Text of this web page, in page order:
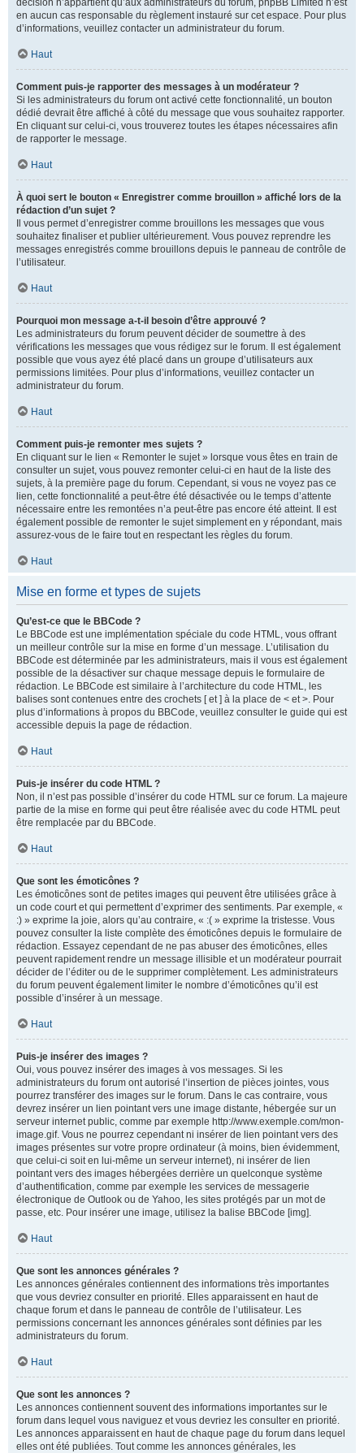
décision n’appartient qu’aux administrateurs du forum, phpBB Limited n’est
en aucun cas responsable du règlement instauré sur cet espace. Pour plus
d’informations, veuillez contacter un administrateur du forum.
Haut
Comment puis-je rapporter des messages à un modérateur ?
Si les administrateurs du forum ont activé cette fonctionnalité, un bouton
dédié devrait être affiché à côté du message que vous souhaitez rapporter.
En cliquant sur celui-ci, vous trouverez toutes les étapes nécessaires afin
de rapporter le message.
Haut
À quoi sert le bouton « Enregistrer comme brouillon » affiché lors de la
rédaction d’un sujet ?
Il vous permet d’enregistrer comme brouillons les messages que vous
souhaitez finaliser et publier ultérieurement. Vous pouvez reprendre les
messages enregistrés comme brouillons depuis le panneau de contrôle de
l’utilisateur.
Haut
Pourquoi mon message a-t-il besoin d’être approuvé ?
Les administrateurs du forum peuvent décider de soumettre à des
vérifications les messages que vous rédigez sur le forum. Il est également
possible que vous ayez été placé dans un groupe d’utilisateurs aux
permissions limitées. Pour plus d’informations, veuillez contacter un
administrateur du forum.
Haut
Comment puis-je remonter mes sujets ?
En cliquant sur le lien « Remonter le sujet » lorsque vous êtes en train de
consulter un sujet, vous pouvez remonter celui-ci en haut de la liste des
sujets, à la première page du forum. Cependant, si vous ne voyez pas ce
lien, cette fonctionnalité a peut-être été désactivée ou le temps d’attente
nécessaire entre les remontées n’a peut-être pas encore été atteint. Il est
également possible de remonter le sujet simplement en y répondant, mais
assurez-vous de le faire tout en respectant les règles du forum.
Haut
Mise en forme et types de sujets
Qu’est-ce que le BBCode ?
Le BBCode est une implémentation spéciale du code HTML, vous offrant
un meilleur contrôle sur la mise en forme d’un message. L’utilisation du
BBCode est déterminée par les administrateurs, mais il vous est également
possible de la désactiver sur chaque message depuis le formulaire de
rédaction. Le BBCode est similaire à l’architecture du code HTML, les
balises sont contenues entre des crochets [ et ] à la place de < et >. Pour
plus d’informations à propos du BBCode, veuillez consulter le guide qui est
accessible depuis la page de rédaction.
Haut
Puis-je insérer du code HTML ?
Non, il n’est pas possible d’insérer du code HTML sur ce forum. La majeure
partie de la mise en forme qui peut être réalisée avec du code HTML peut
être remplacée par du BBCode.
Haut
Que sont les émoticônes ?
Les émoticônes sont de petites images qui peuvent être utilisées grâce à
un code court et qui permettent d’exprimer des sentiments. Par exemple, «
:) » exprime la joie, alors qu’au contraire, « :( » exprime la tristesse. Vous
pouvez consulter la liste complète des émoticônes depuis le formulaire de
rédaction. Essayez cependant de ne pas abuser des émoticônes, elles
peuvent rapidement rendre un message illisible et un modérateur pourrait
décider de l’éditer ou de le supprimer complètement. Les administrateurs
du forum peuvent également limiter le nombre d’émoticônes qu’il est
possible d’insérer à un message.
Haut
Puis-je insérer des images ?
Oui, vous pouvez insérer des images à vos messages. Si les
administrateurs du forum ont autorisé l’insertion de pièces jointes, vous
pourrez transférer des images sur le forum. Dans le cas contraire, vous
devrez insérer un lien pointant vers une image distante, hébergée sur un
serveur internet public, comme par exemple http://www.exemple.com/mon-
image.gif. Vous ne pourrez cependant ni insérer de lien pointant vers des
images présentes sur votre propre ordinateur (à moins, bien évidemment,
que celui-ci soit en lui-même un serveur internet), ni insérer de lien
pointant vers des images hébergées derrière un quelconque système
d’authentification, comme par exemple les services de messagerie
électronique de Outlook ou de Yahoo, les sites protégés par un mot de
passe, etc. Pour insérer une image, utilisez la balise BBCode [img].
Haut
Que sont les annonces générales ?
Les annonces générales contiennent des informations très importantes
que vous devriez consulter en priorité. Elles apparaissent en haut de
chaque forum et dans le panneau de contrôle de l’utilisateur. Les
permissions concernant les annonces générales sont définies par les
administrateurs du forum.
Haut
Que sont les annonces ?
Les annonces contiennent souvent des informations importantes sur le
forum dans lequel vous naviguez et vous devriez les consulter en priorité.
Les annonces apparaissent en haut de chaque page du forum dans lequel
elles ont été publiées. Tout comme les annonces générales, les